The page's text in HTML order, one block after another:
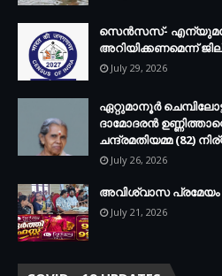
സെന്‍സസ്-
അറിയിക്കണമെന്ന്
July 29, 2026
ഏറ്റുമാനൂര്‍
ദാമോദരന്‍
ചന്ദ്രമതിയമ്മ (82)
July 26, 2026
അവിശ്വാസ പ്രമേയം
July 21, 2026